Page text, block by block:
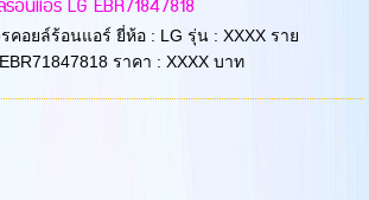
คอยล์ร้อนแอร์ ยี่ห้อ : LG รุ่น : XXXX ราย
ราคา : XXXX บาท